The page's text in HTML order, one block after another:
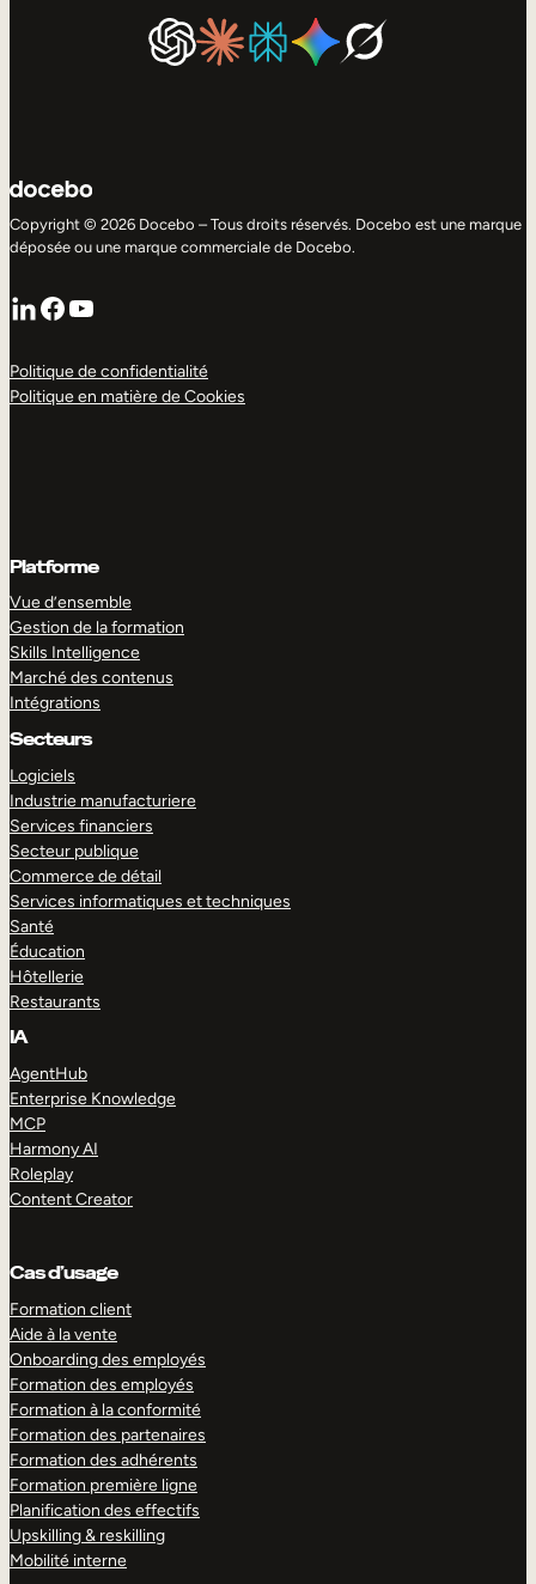
Copyright © 2026 Docebo – Tous droits réservés. Docebo est une marque
déposée ou une marque commerciale de Docebo.
LinkedIn
Facebook
YouTube
Politique de confidentialité
Politique en matière de Cookies
Platforme
Vue d’ensemble
Gestion de la formation
Skills Intelligence
Marché des contenus
Intégrations
Secteurs
Logiciels
Industrie manufacturiere
Services financiers
Secteur publique
Commerce de détail
Services informatiques et techniques
Santé
Éducation
Hôtellerie
Restaurants
IA
AgentHub
Enterprise Knowledge
MCP
Harmony AI
Roleplay
Content Creator
Cas d’usage
Formation client
Aide à la vente
Onboarding des employés
Formation des employés
Formation à la conformité
Formation des partenaires
Formation des adhérents
Formation première ligne
Planification des effectifs
Upskilling & reskilling
Mobilité interne